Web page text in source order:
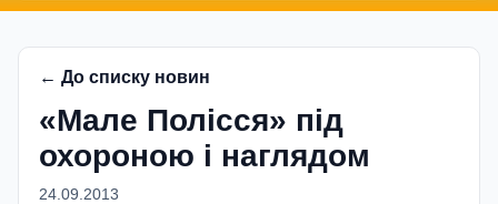
← До списку новин
«Мале Полісся» під
охороною і наглядом
24.09.2013